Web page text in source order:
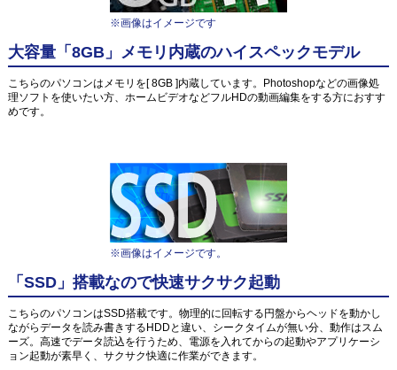
※画像はイメージです
大容量「8GB」メモリ内蔵のハイスペックモデル
こちらのパソコンはメモリを[ 8GB ]内蔵しています。Photoshopなどの画像処
理ソフトを使いたい方、ホームビデオなどフルHDの動画編集をする方におすす
めです。
※画像はイメージです。
「SSD」搭載なので快速サクサク起動
こちらのパソコンはSSD搭載です。物理的に回転する円盤からヘッドを動かし
ながらデータを読み書きするHDDと違い、シークタイムが無い分、動作はスム
ーズ。高速でデータ読込を行うため、電源を入れてからの起動やアプリケーシ
ョン起動が素早く、サクサク快適に作業ができます。